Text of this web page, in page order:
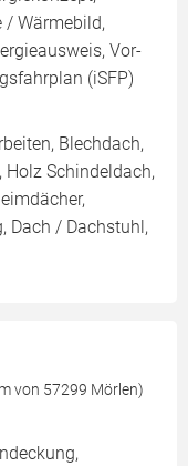
/ Wärmebild,
Vor-
(iSFP)
Blechdach,
Schindeldach,
Dach / Dachstuhl,
von 57299 Mörlen)